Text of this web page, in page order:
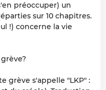
préoccuper) un
sur 10 chapitres.
!) concerne la vie
grève s'appelle "LKP" :